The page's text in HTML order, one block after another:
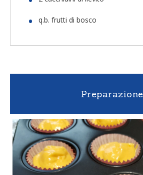
q.b. frutti di bosco
Preparazione